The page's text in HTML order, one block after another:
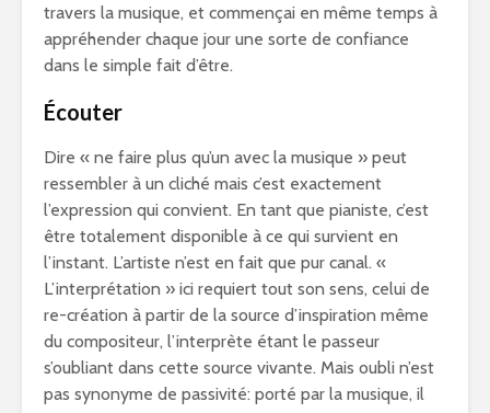
travers la musique, et commençai en même temps à
appréhender chaque jour une sorte de confiance
dans le simple fait d’être.
Écouter
Dire « ne faire plus qu’un avec la musique » peut
ressembler à un cliché mais c’est exactement
l’expression qui convient. En tant que pianiste, c’est
être totalement disponible à ce qui survient en
l’instant. L’artiste n’est en fait que pur canal. «
L’interprétation » ici requiert tout son sens, celui de
re-création à partir de la source d’inspiration même
du compositeur, l’interprète étant le passeur
s’oubliant dans cette source vivante. Mais oubli n’est
pas synonyme de passivité: porté par la musique, il